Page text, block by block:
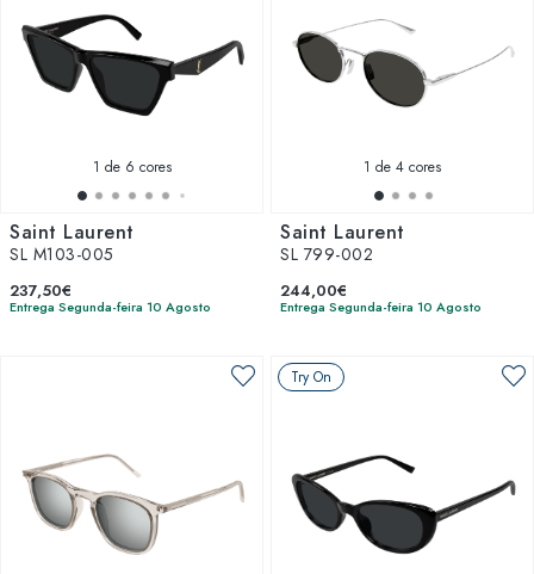
1 de 6 cores
Saint Laurent
SL M103-005
237,50€
Entrega Segunda-feira 10 Agosto
1 de 4 cores
Saint Laurent
SL 799-002
244,00€
Entrega Segunda-feira 10 Agosto
Try On